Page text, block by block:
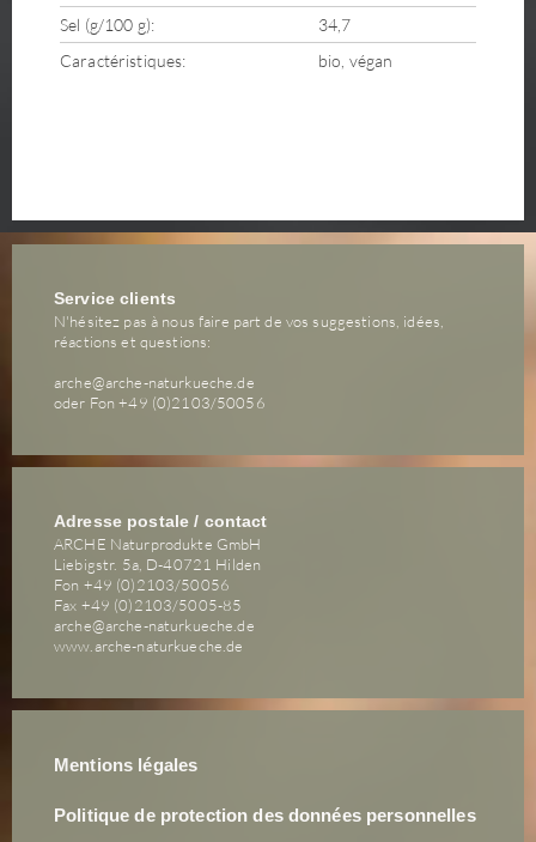
Sel (g/100 g):
34,7
Caractéristiques:
bio, végan
Service clients
N'hésitez pas à nous faire part de vos suggestions, idées,
réactions et questions:
arche@arche-naturkueche.de
oder Fon +49 (0)2103/50056
Adresse postale / contact
ARCHE Naturprodukte GmbH
Liebigstr. 5a, D-40721 Hilden
Fon +49 (0)2103/50056
Fax +49 (0)2103/5005-85
arche@arche-naturkueche.de
www.arche-naturkueche.de
Mentions légales
Politique de protection des données personnelles